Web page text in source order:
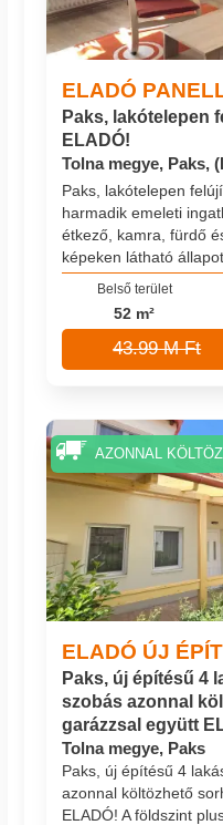
ELADÓ
Paks, lakótelepen
ELADÓ!
Tolna megye, Paks,
Paks, lakótelepen
harmadik emeleti
étkező, kamra, fürdő
képeken látható
Belső terület
52 m²
43.99 M Ft
ELADÓ ÚJ
Paks, új építésű 4
szobás azonnal
garázzsal együtt
Tolna megye, Paks
Paks, új építésű 4
azonnal költözhető
ELADÓ! A földszint
AZONNAL